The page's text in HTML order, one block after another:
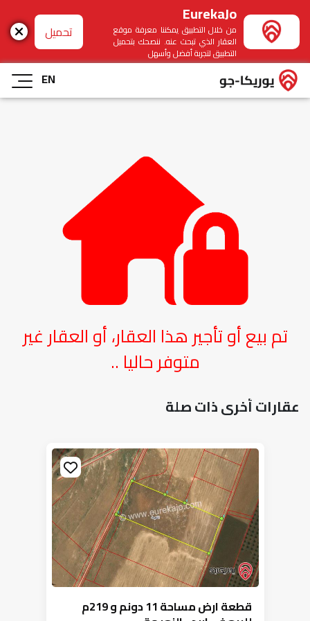
EurekaJo
من خلال التطبيق يمكننا معرفة موقع
العقار الذي تبحث عنه. ننصحك بتحميل
التطبيق لتجربة أفضل وأسهل
تحميل
EN
تم بيع أو تأجير هذا العقار، أو العقار غير
متوفر حاليا ..
عقارات أخرى ذات صلة
قطعة ارض مساحة 11 دونم و 219م